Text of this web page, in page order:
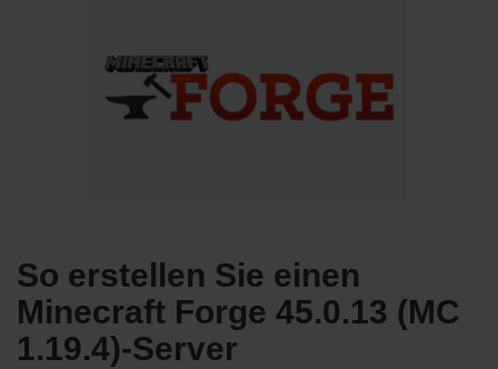
So erstellen Sie einen
Minecraft Forge 45.0.13 (MC
1.19.4)-Server